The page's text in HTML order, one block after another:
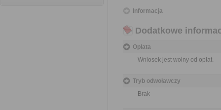
Informacja
Dodatkowe
Opłata
Wniosek jest wolny od opłat.
Tryb odwoławczy
Brak